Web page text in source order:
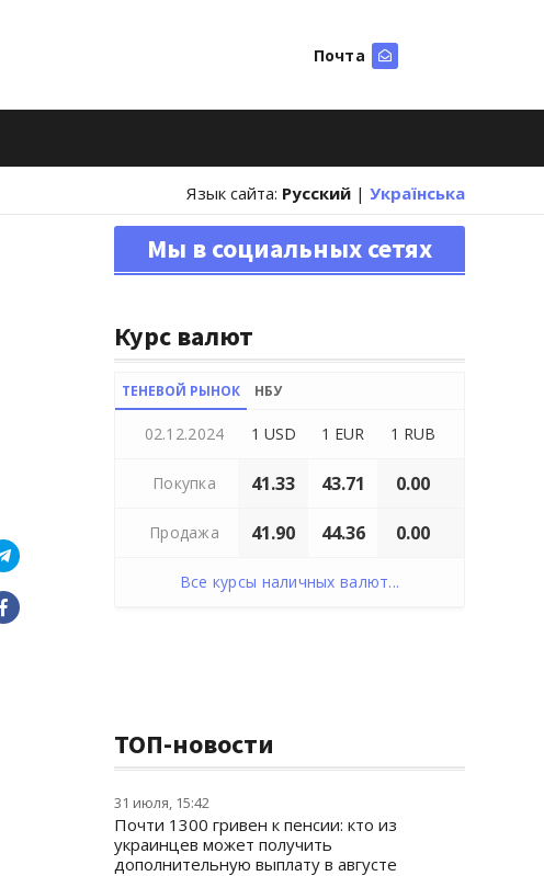
Почта
Язык сайта: Русский | Українська
Мы в социальных сетях
Курс валют
ТЕНЕВОЙ РЫНОК НБУ
02.12.2024 1 USD 1 EUR 1 RUB
Покупка 41.33 43.71 0.00
Продажа 41.90 44.36 0.00
Все курсы наличных валют...
ТОП-новости
31 июля, 15:42
Почти 1300 гривен к пенсии: кто из
украинцев может получить
дополнительную выплату в августе